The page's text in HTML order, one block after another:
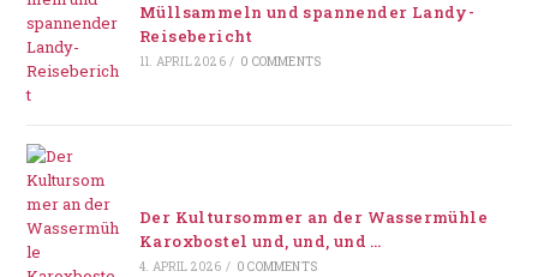
Müllsammeln und spannender Landy-
Reisebericht
11. APRIL 2026 / 0 COMMENTS
Der Kultursommer an der Wassermühle
Karoxbostel und, und, und …
4. APRIL 2026 / 0 COMMENTS